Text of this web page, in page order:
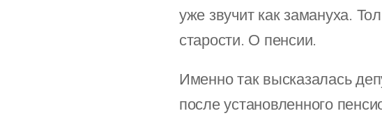
уже звучит как замануха.
старости. О пенсии.
Именно так высказалась
после установленного